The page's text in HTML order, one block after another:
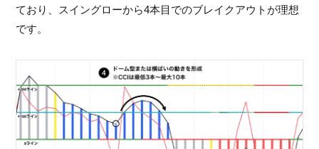
ており、スイングローから4本目でのブレイクアウトが理想
です。